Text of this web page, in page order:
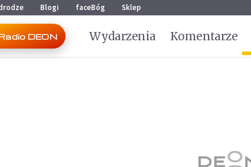
Blogi faceBóg Sklep
DEON Wydarzenia Komentarze